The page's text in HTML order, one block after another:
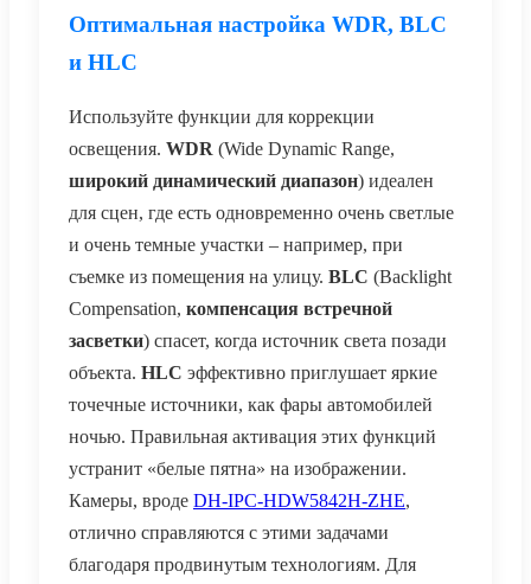
Оптимальная настройка WDR, BLC
и HLC
Используйте функции для коррекции
освещения. WDR (Wide Dynamic Range,
широкий динамический диапазон) идеален
для сцен, где есть одновременно очень светлые
и очень темные участки – например, при
съемке из помещения на улицу. BLC (Backlight
Compensation, компенсация встречной
засветки) спасет, когда источник света позади
объекта. HLC эффективно приглушает яркие
точечные источники, как фары автомобилей
ночью. Правильная активация этих функций
устранит «белые пятна» на изображении.
Камеры, вроде DH-IPC-HDW5842H-ZHE,
отлично справляются с этими задачами
благодаря продвинутым технологиям. Для